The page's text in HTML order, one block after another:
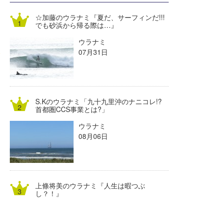
熊谷素子
植村未来
NOBUFUKU
大野”MAR”修聖
喜納海人
ECE
G◎Da
H
KID
KOBU
MIN
mitz
OYZ
☆加藤のウラナミ『夏だ、サーフィンだ!!!
でも砂浜から帰る際は…』
ウラナミ
07月31日
S.Kのウラナミ「九十九里沖のナニコレ!?
首都圏CCS事業とは?」
ウラナミ
08月06日
上條将美のウラナミ『人生は暇つぶ
し？！』